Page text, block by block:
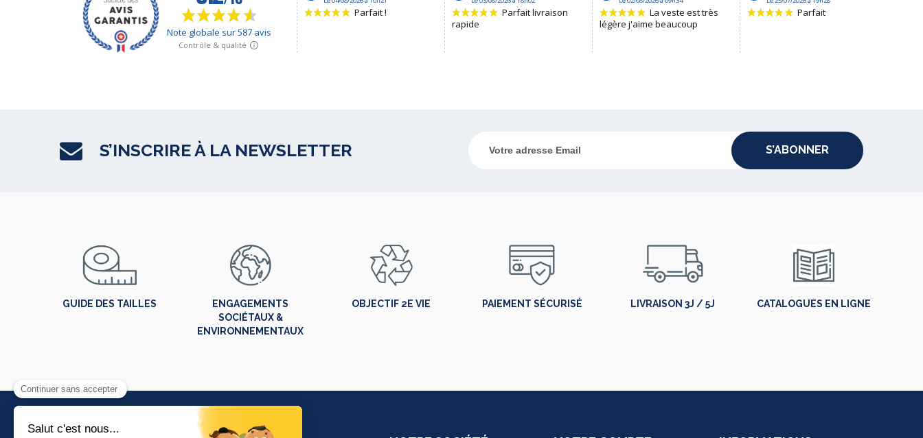
S’INSCRIRE À LA NEWSLETTER S’ABONNER
GUIDE DES TAILLES
ENGAGEMENTS
SOCIÉTAUX &
ENVIRONNEMENTAUX
OBJECTIF 2E VIE PAIEMENT SÉCURISÉ LIVRAISON 3J / 5J CATALOGUES EN LIGNE